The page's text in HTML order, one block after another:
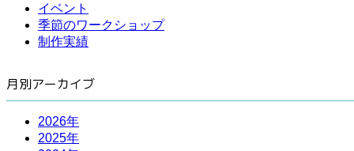
イベント
季節のワークショップ
制作実績
月別アーカイブ
2026年
2025年